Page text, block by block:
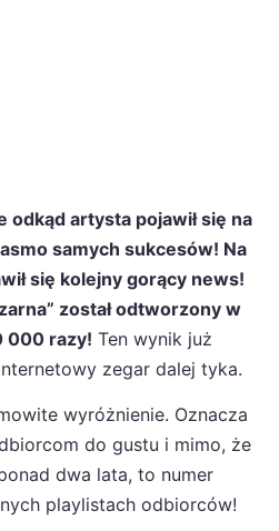
odkąd artysta pojawił się na
samych sukcesów! Na
się kolejny gorący news!
został odtworzony w
000 razy! Ten wynik już
zegar dalej tyka.
wyróżnienie. Oznacza
do gustu i mimo, że
dwa lata, to numer
playlistach odbiorców!